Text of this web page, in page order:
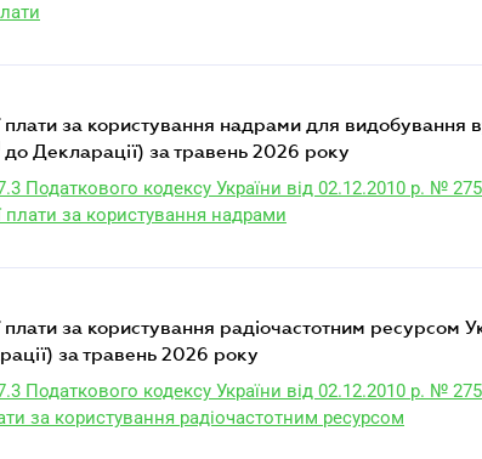
плати за користування надрами для видобування
до Декларації) за травень 2026 року
Податкового кодексу України від 02.12.2010 р. №
плати за користування надрами
плати за користування радіочастотним ресурсом
за травень 2026 року
Податкового кодексу України від 02.12.2010 р. №
за користування радіочастотним ресурсом